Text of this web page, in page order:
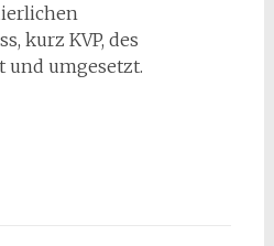
kurz KVP, des
und umgesetzt.